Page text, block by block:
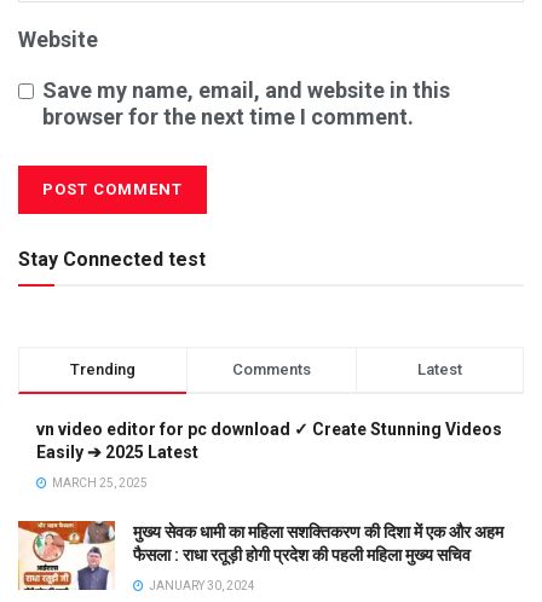
Website
Save my name, email, and website in this
browser for the next time I comment.
Stay Connected test
Trending Comments Latest
vn video editor for pc download ✓ Create Stunning Videos
Easily ➔ 2025 Latest
MARCH 25, 2025
मुख्य सेवक धामी का महिला सशक्तिकरण की दिशा में एक और अहम
फैसला : राधा रतूड़ी होगी प्रदेश की पहली महिला मुख्य सचिव
JANUARY 30, 2024